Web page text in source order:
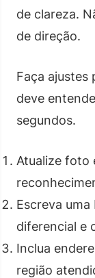
de clareza.
de direção.
Faça ajustes
deve
segundos.
Atualize foto
Escreva
diferencial e
Inclua
região